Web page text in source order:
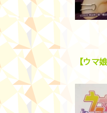
【ウマ